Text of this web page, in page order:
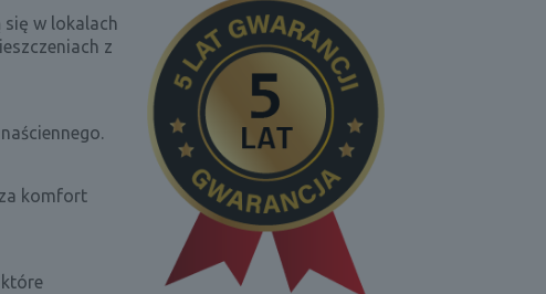
w lokalach
z
komfort